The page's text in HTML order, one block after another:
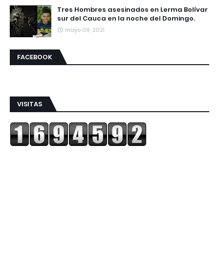
Tres Hombres asesinados en Lerma Bolívar
sur del Cauca en la noche del Domingo.
mayo 09, 2021
FACEBOOK
VISITAS